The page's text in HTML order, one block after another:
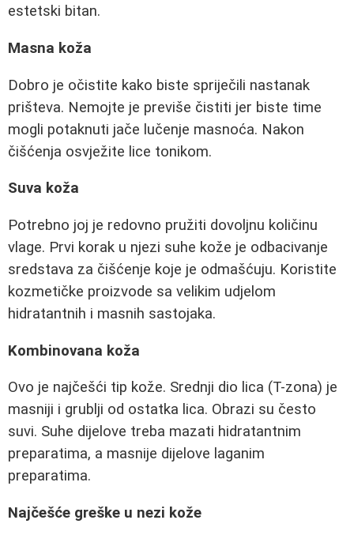
estetski bitan.
Masna koža
Dobro je očistite kako biste spriječili nastanak
prišteva. Nemojte je previše čistiti jer biste time
mogli potaknuti jače lučenje masnoća. Nakon
čišćenja osvježite lice tonikom.
Suva koža
Potrebno joj je redovno pružiti dovoljnu količinu
vlage. Prvi korak u njezi suhe kože je odbacivanje
sredstava za čišćenje koje je odmašćuju. Koristite
kozmetičke proizvode sa velikim udjelom
hidratantnih i masnih sastojaka.
Kombinovana koža
Ovo je najčešći tip kože. Srednji dio lica (T-zona) je
masniji i grublji od ostatka lica. Obrazi su često
suvi. Suhe dijelove treba mazati hidratantnim
preparatima, a masnije dijelove laganim
preparatima.
Najčešće greške u nezi kože